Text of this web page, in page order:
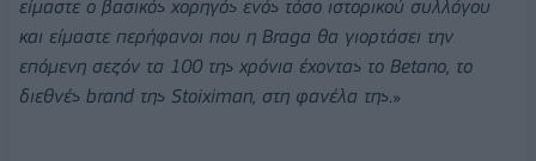
είμαστε ο βασικός χορηγός ενός τόσο ιστορικού συλλόγου
και είμαστε περήφανοι που η Braga θα γιορτάσει την
επόμενη σεζόν τα 100 της χρόνια έχοντας το Betano, το
διεθνές brand της Stoiximan, στη φανέλα της.»